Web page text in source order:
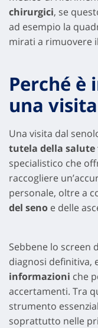
chirurgici, se
ad esempio la
mirati a rimuovere
Perché
una
Una visita dal
tutela della
specialistico che
raccogliere
personale, oltre a
del seno e delle
Sebbene lo screen
diagnosi definitiva,
informazioni che
accertamenti. Tra
strumento
soprattutto nelle